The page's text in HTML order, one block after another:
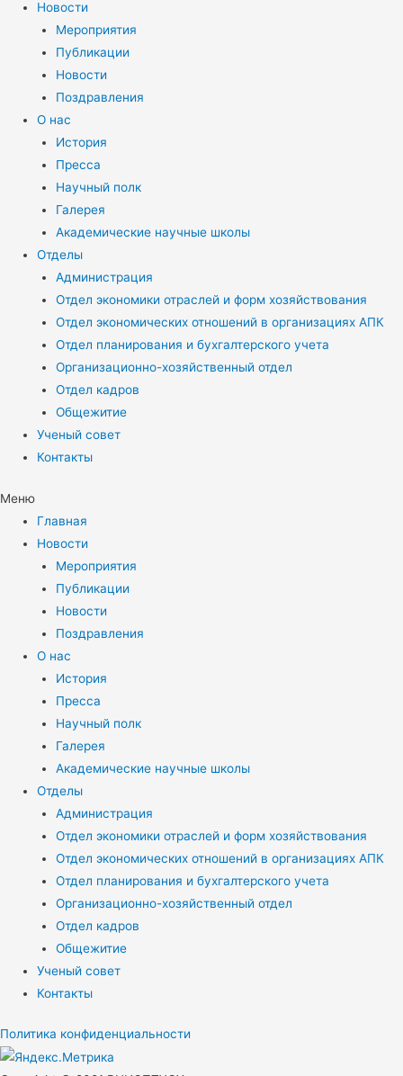
Новости
Мероприятия
Публикации
Новости
Поздравления
О нас
История
Пресса
Научный полк
Галерея
Академические научные школы
Отделы
Администрация
Отдел экономики отраслей и форм хозяйствования
Отдел экономических отношений в организациях АПК
Отдел планирования и бухгалтерского учета
Организационно-хозяйственный отдел
Отдел кадров
Общежитие
Ученый совет
Контакты
Меню
Главная
Новости
Мероприятия
Публикации
Новости
Поздравления
О нас
История
Пресса
Научный полк
Галерея
Академические научные школы
Отделы
Администрация
Отдел экономики отраслей и форм хозяйствования
Отдел экономических отношений в организациях АПК
Отдел планирования и бухгалтерского учета
Организационно-хозяйственный отдел
Отдел кадров
Общежитие
Ученый совет
Контакты
Политика конфиденциальности